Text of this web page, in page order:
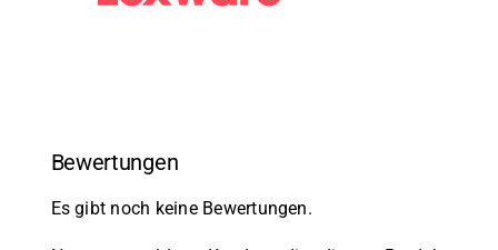
Bewertungen
Es gibt noch keine Bewertungen.